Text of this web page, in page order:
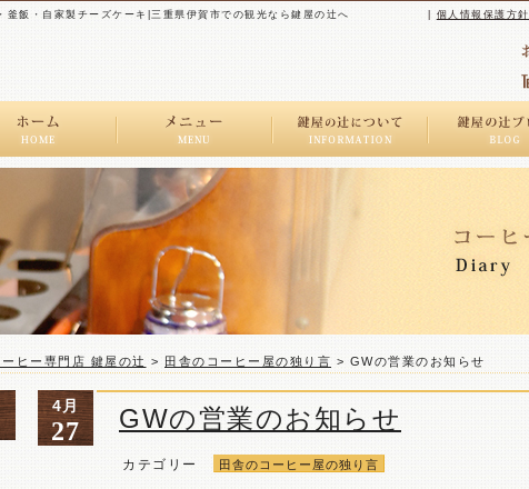
釜飯・自家製チーズケーキ|三重県伊賀市での観光なら鍵屋の辻へ 個人情報保護方針
ストレートコーヒー
スペシャルブレンドコーヒー
レギュラーブレンドコーヒー
ドリンク&食べ物
ヒー専門店 鍵屋の辻 > 田舎のコーヒー屋の独り言 > GWの営業のお知らせ
4月
27 GWの営業のお知らせ
カテゴリー 田舎のコーヒー屋の独り言